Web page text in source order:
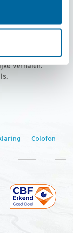
per jaar
met
verhalen.
Colofon